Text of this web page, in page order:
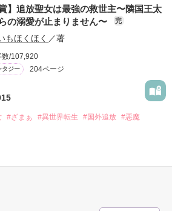
作品を読む
ピーファンタジー／
！！！！」
先にいたのは
上でした
！！！！」
嬢
賞】追放聖女は最強の救世主〜隣国王太
の溺愛が止まりません〜
完
もほくほく ／著
数/107,920
タジー 204ページ
#ざまぁ #異世界転生 #国外追放 #悪魔